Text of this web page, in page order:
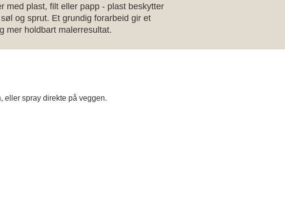
med plast, filt eller papp - plast beskytter
og sprut. Et grundig forarbeid gir et
mer holdbart malerresultat.
eller spray direkte på veggen.